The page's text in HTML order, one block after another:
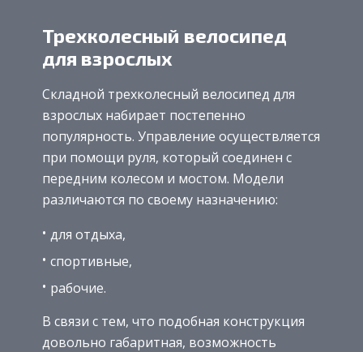
Трехколесный велосипед
для взрослых
Складной трехколесный велосипед для
взрослых набирает постепенно
популярность. Управление осуществляется
при помощи руля, который соединен с
передним колесом и мостом. Модели
различаются по своему назначению:
для отдыха,
спортивные,
рабочие.
В связи с тем, что подобная конструкция
довольно габаритная, возможность